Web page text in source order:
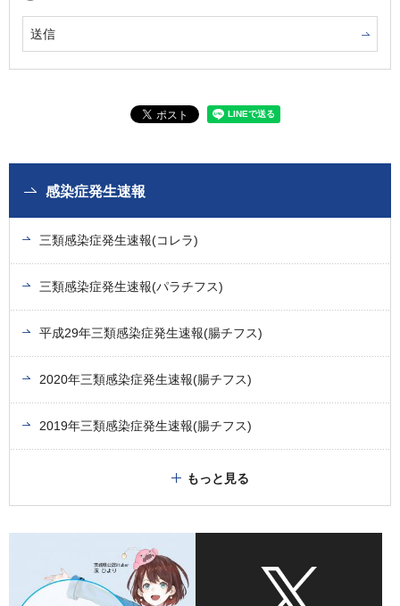
感染症発生速報
三類感染症発生速報(コレラ)
三類感染症発生速報(パラチフス)
平成29年三類感染症発生速報(腸チフス)
2020年三類感染症発生速報(腸チフス)
2019年三類感染症発生速報(腸チフス)
もっと見る